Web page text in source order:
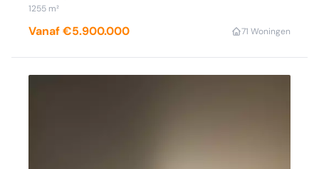
1255 m²
Vanaf €5.900.000 71 Woningen